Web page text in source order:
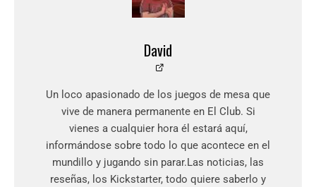
David
Un loco apasionado de los juegos de mesa que
vive de manera permanente en El Club. Si
vienes a cualquier hora él estará aquí,
informándose sobre todo lo que acontece en el
mundillo y jugando sin parar.Las noticias, las
reseñas, los Kickstarter, todo quiere saberlo y